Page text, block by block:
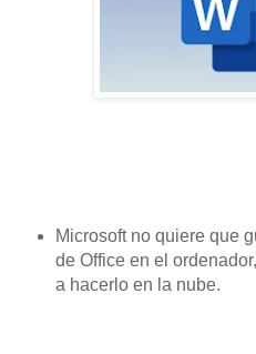
Microsoft no quiere que
de Office en el
a hacerlo en la nube.